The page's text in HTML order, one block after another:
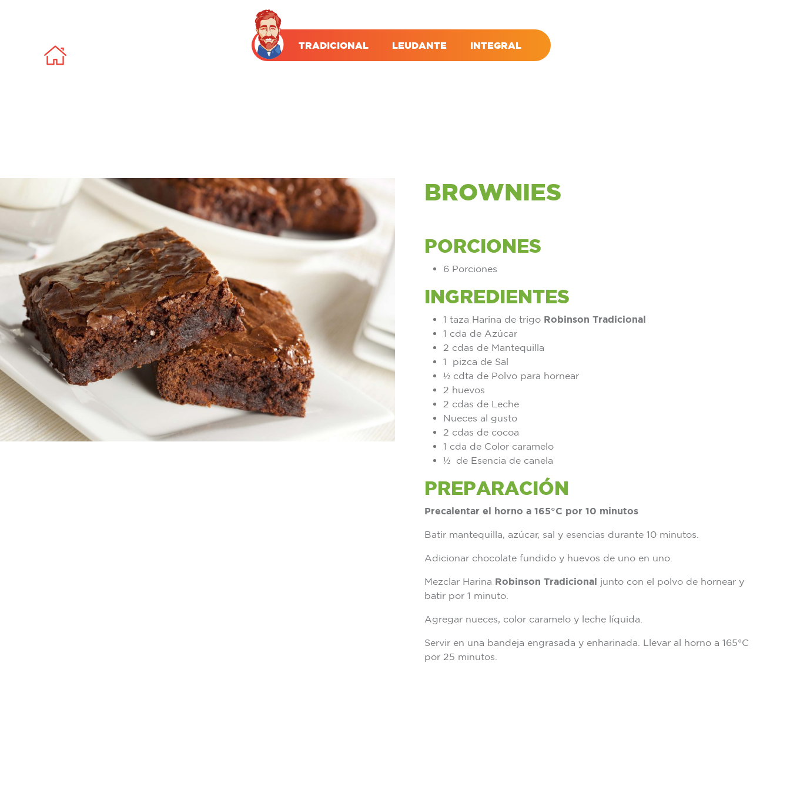
TRADICIONAL LEUDANTE INTEGRAL
BROWNIES
PORCIONES
6 Porciones
INGREDIENTES
1 taza Harina de trigo Robinson Tradicional
1 cda de Azúcar
2 cdas de Mantequilla
1 pizca de Sal
½ cdta de Polvo para hornear
2 huevos
2 cdas de Leche
Nueces al gusto
2 cdas de cocoa
1 cda de Color caramelo
½ de Esencia de canela
PREPARACIÓN
Precalentar el horno a 165°C por 10 minutos
Batir mantequilla, azúcar, sal y esencias durante 10 minutos.
Adicionar chocolate fundido y huevos de uno en uno.
Mezclar Harina Robinson Tradicional junto con el polvo de hornear y
batir por 1 minuto.
Agregar nueces, color caramelo y leche líquida.
Servir en una bandeja engrasada y enharinada. Llevar al horno a 165°C
por 25 minutos.